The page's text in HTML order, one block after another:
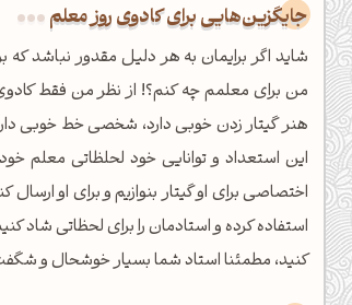
جایگزین‌هایی برای کادوی روز معلم
شاید اگر برایمان به هر دلیل مقدور نباشد
من برای معلمم چه کنم؟! از نظر من فقط
هنر گیتار زدن خوبی دارد، شخصی خط خوبی
این استعداد و توانایی خود لحلظاتی معلم
اختصاصی برای او گیتار بنوازیم و برای او
استفاده کرده و استادمان را برای لحظاتی شاد
کنید، مطمئنا استاد شما بسیار خوشحال و